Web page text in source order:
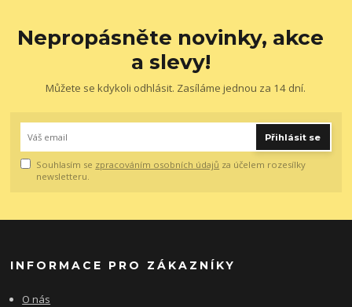
Nepropásněte novinky, akce
a slevy!
Můžete se kdykoli odhlásit. Zasíláme jednou za 14 dní.
Přihlásit se
Souhlasím se zpracováním osobních údajů za účelem rozesílky
newsletteru.
INFORMACE PRO ZÁKAZNÍKY
O nás